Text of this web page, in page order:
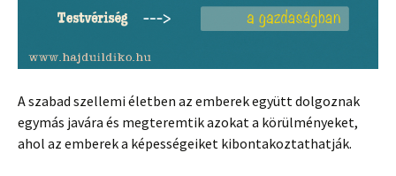
A szabad szellemi életben az emberek együtt dolgoznak
egymás javára és megteremtik azokat a körülményeket,
ahol az emberek a képességeiket kibontakoztathatják.